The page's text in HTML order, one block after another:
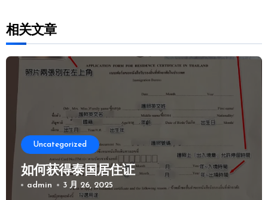
相关文章
Uncategorized
如何获得泰国居住证
admin 3 月 26, 2025